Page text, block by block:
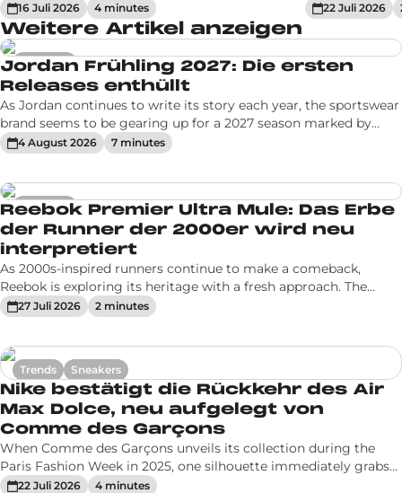
Hot News
Neun Jahre später: Travis
Scott trifft auf die Air Force
1
22/07/2026•2min
Nach den Burgern liefert
20/07/2026•1min
Hot News
JJJJound bringt die New
Balance 740 zurück
20/07/2026
Hot News
Der Nike Air Force Linen ist
zurück mit einer von Ronnie
Fieg designten Air Max 95
20/07/2026•2min
16 Juli 2026 4 minutes 22 Juli 2026
Weitere Artikel anzeigen
Sneakers
Jordan Frühling 2027: Die ersten
Releases enthüllt
As Jordan continues to write its story each year, the sportswear
brand seems to be gearing up for a 2027 season marked by
nostalgia. With reissues, iconic colorways, and new
interpretations of historic silhouettes, the Jordan range keeps
4 August 2026 7 minutes
Sneakers
Reebok Premier Ultra Mule: Das Erbe
der Runner der 2000er wird neu
interpretiert
As 2000s-inspired runners continue to make a comeback,
Reebok is exploring its heritage with a fresh approach. The
brand unveils the Premier Ultra Mule, a new creation that takes
the technical DNA of its early 2000s performance shoes and
27 Juli 2026 2 minutes
Trends Sneakers
Nike bestätigt die Rückkehr des Air
Max Dolce, neu aufgelegt von
Comme des Garçons
When Comme des Garçons unveils its collection during the
Paris Fashion Week in 2025, one silhouette immediately grabs
attention. Because amidst the experimental pieces from the
22 Juli 2026 4 minutes